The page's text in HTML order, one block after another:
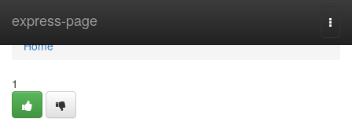
express-page
Home
Home
1